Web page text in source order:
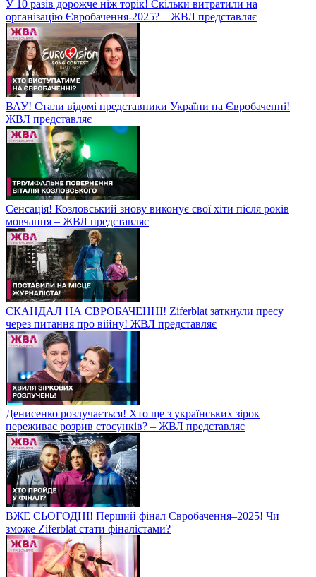
У 10 разів дорожче ніж торік! Скільки витратили на
організацію Євробачення-2025? – ЖВЛ представляє
ВАУ! Стали відомі представники України на Євробаченні!
ЖВЛ представляє
Сенсація! Козловський знову виконує свої хіти після років
мовчання – ЖВЛ представляє
СКАНДАЛ НА ЄВРОБАЧЕННІ! Ziferblat заткнули пресу
через питання про війну! ЖВЛ представляє
Денисенко розлучається! Хто ще з українських зірок
переживає розрив стосунків? – ЖВЛ представляє
ВЖЕ СЬОГОДНІ! Перший фінал Євробачення–2025! Чи
зможе Ziferblat стати фіналістами?